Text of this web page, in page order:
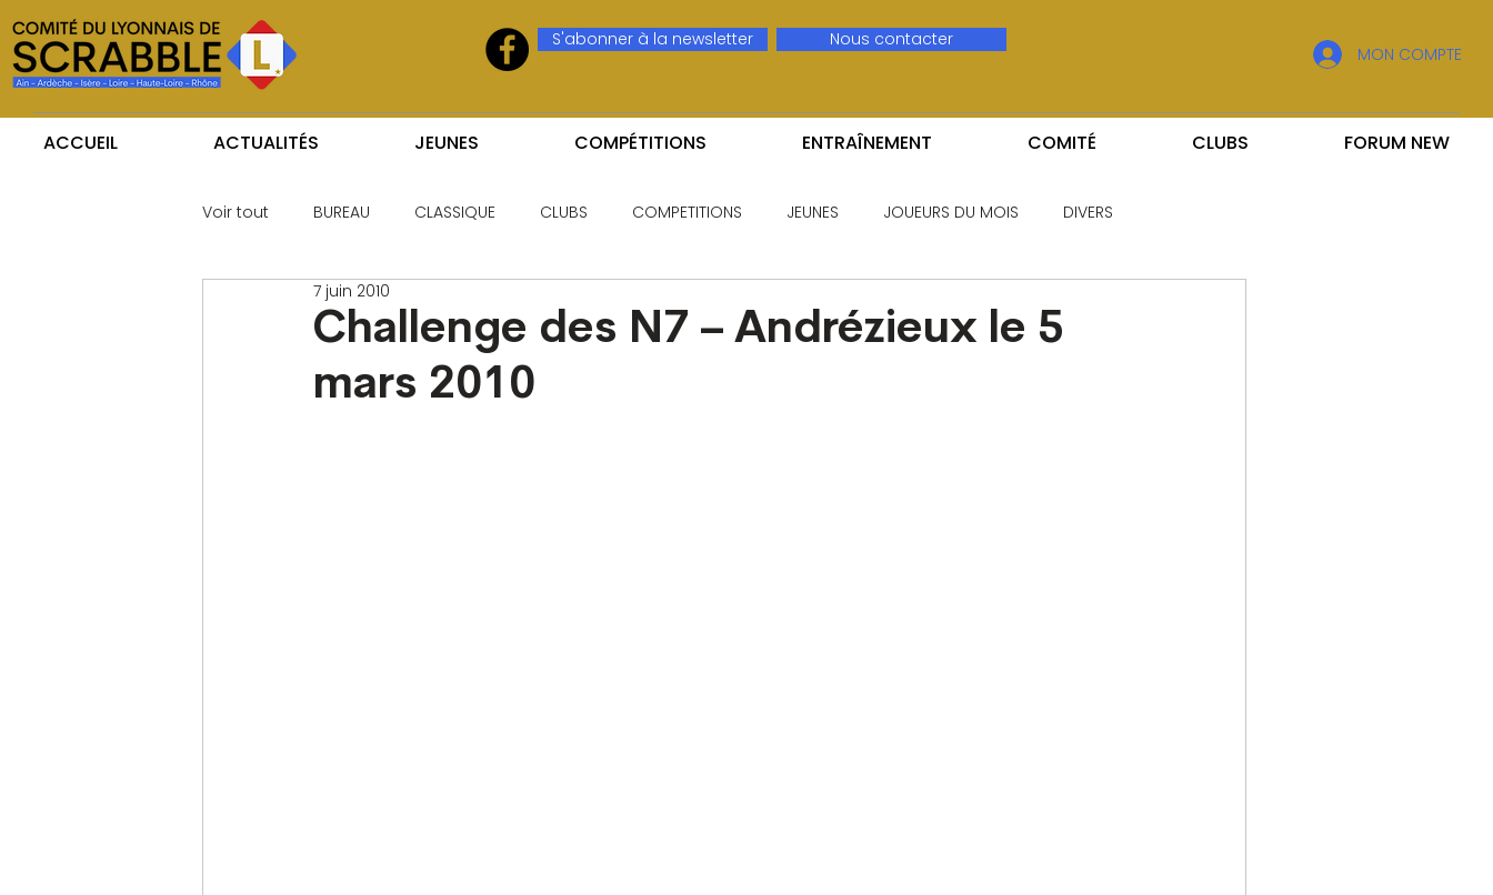
S'abonner à la newsletter Nous contacter
MON COMPTE
ACCUEIL ACTUALITÉS JEUNES COMPÉTITIONS ENTRAÎNEMENT COMITÉ CLUBS FORUM NEW
Voir tout BUREAU CLASSIQUE CLUBS COMPETITIONS JEUNES JOUEURS DU MOIS DIVERS
Challenge des N7 – Andrézieux le 5
mars 2010
7 juin 2010